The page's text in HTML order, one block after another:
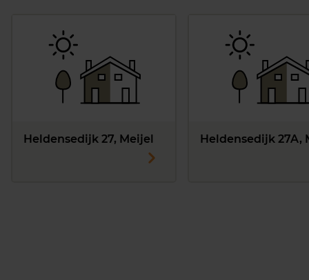
Heldensedijk 27, Meijel Heldensedijk 27A,